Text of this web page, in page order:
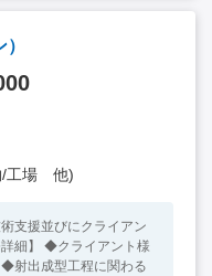
/工場 他)
支援並びにクライアン
詳細】 ◆クライアント様
射出成型工程に関わる